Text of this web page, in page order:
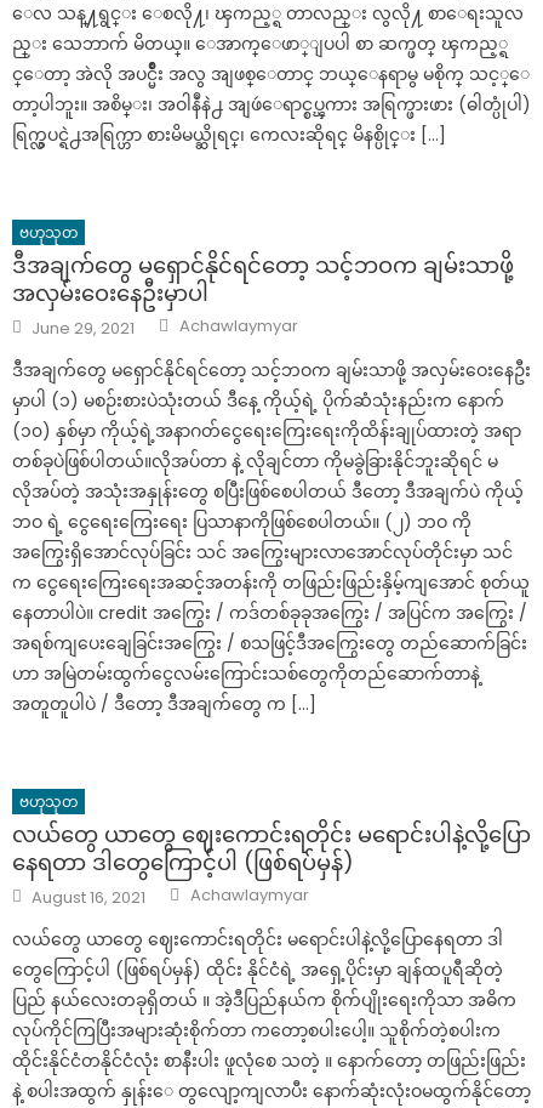
ေလ သန္႔ရွင္း ေစလို႔၊ ၾကည့္ရ တာလည္း လွလို႔ စာေရးသူလ
ည္း သေဘာက် မိတယ္။ ေအာက္ေဖာ္ျပပါ စာ ဆက္ဖတ္ ၾကည့္ရ
င္ေတာ့ အဲလို အပင္မ်ိဳး အလွ အျဖစ္ေတာင္ ဘယ္ေနရာမွ မစိုက္ သင့္ေ
တာ့ပါဘူး။ အစိမ္း၊ အဝါနဳနဲ႕ အျဖဴေရာင္စပ္ၾကား အရြက္ဖားဖား (ဓါတ္ပုံပါ)
ရြက္လွပင္ရဲ႕အရြက္ဟာ စားမိမယ္ဆိုရင္၊ ကေလးဆိုရင္ မိနစ္ပိုင္း […]
ဗဟုသုတ
ဒီအချက်တွေ မရှောင်နိုင်ရင်တော့ သင့်ဘဝက ချမ်းသာဖို့
အလှမ်းဝေးနေဦးမှာပါ
Posted
on
June 29, 2021 Author
Achawlaymyar
ဒီအချက်တွေ မရှောင်နိုင်ရင်တော့ သင့်ဘဝက ချမ်းသာဖို့ အလှမ်းဝေးနေဦး
မှာပါ (၁) မစဉ်းစားပဲသုံးတယ် ဒီနေ့ ကိုယ့်ရဲ့ ပိုက်ဆံသုံးနည်းက နောက်
(၁၀) နှစ်မှာ ကိုယ့်ရဲ့အနာဂတ်ငွေရေးကြေးရေးကိုထိန်းချုပ်ထားတဲ့ အရာ
တစ်ခုပဲဖြစ်ပါတယ်။လိုအပ်တာ နဲ့ လိုချင်တာ ကိုမခွဲခြားနိုင်ဘူးဆိုရင် မ
လိုအပ်တဲ့ အသုံးအနှုန်းတွေ စပြီးဖြစ်စေပါတယ် ဒီတော့ ဒီအချက်ပဲ ကိုယ့်
ဘဝ ရဲ့ ငွေရေးကြေးရေး ပြသာနာကိုဖြစ်စေပါတယ်။ (၂) ဘဝ ကို
အကြွေးရှိအောင်လုပ်ခြင်း သင် အကြွေးများလာအောင်လုပ်တိုင်းမှာ သင်
က ငွေရေးကြေးရေးအဆင့်အတန်းကို တဖြည်းဖြည်းနှိမ့်ကျအောင် စုတ်ယူ
နေတာပါပဲ။ credit အကြွေး / ကဒ်တစ်ခုခုအကြွေး / အပြင်က အကြွေး /
အရစ်ကျပေးချေခြင်းအကြွေး / စသဖြင့်ဒီအကြွေးတွေ တည်ဆောက်ခြင်း
ဟာ အမြဲတမ်းထွက်ငွေလမ်းကြောင်းသစ်တွေကိုတည်ဆောက်တာနဲ့
အတူတူပါပဲ / ဒီတော့ ဒီအချက်တွေ က […]
ဗဟုသုတ
လယ်တွေ ယာတွေ ဈေးကောင်းရတိုင်း မရောင်းပါနဲ့လို့ပြော
နေရတာ ဒါတွေကြောင့်ပါ (ဖြစ်ရပ်မှန်)
Posted
on
August 16, 2021 Author
Achawlaymyar
လယ်တွေ ယာတွေ ဈေးကောင်းရတိုင်း မရောင်းပါနဲ့လို့ပြောနေရတာ ဒါ
တွေကြောင့်ပါ (ဖြစ်ရပ်မှန်) ထိုင်း နိုင်ငံရဲ့ အရှေ့ပိုင်းမှာ ချန်ထပူရီဆိုတဲ့
ပြည် နယ်လေးတခုရှိတယ် ။ အဲ့ဒီပြည်နယ်က စိုက်ပျိုးရေးကိုသာ အဓိက
လုပ်ကိုင်ကြပြီးအများဆုံးစိုက်တာ ကတော့စပါးပေါ့။ သူစိုက်တဲ့စပါးက
ထိုင်းနိုင်ငံတနိုင်ငံလုံး စာနီးပါး ဖူလုံစေ သတဲ့ ။ နောက်တော့ တဖြည်းဖြည်း
နဲ့ စပါးအထွက် နှုန်းေ တွလျော့ကျလာပီး နောက်ဆုံးလုံးဝမထွက်နိုင်တော့